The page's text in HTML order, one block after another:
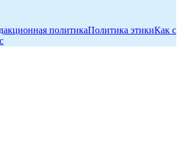
политикаПолитика этикиКак с